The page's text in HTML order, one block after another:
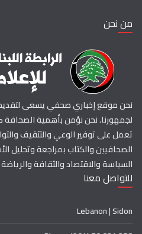
من نحن
نحن موقع إخباري صحفي يسعى
لجمهورنا. نحن نؤمن بأهمية
تعمل على توفير الوعي والتثقيف
الصحافيين والكتاب بمراجعة وتحليل
السياسة والاقتصاد والثقافة
للتواصل معنا
Lebanon | Sidon